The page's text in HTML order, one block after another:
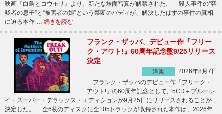
映画『白鳥とコウモリ』より、新たな場面写真が解禁された。 殺人事件の“容
疑者の息子”と“被害者の娘”という禁断のバディが、解決したはずの事件の真相
に迫る本作 … 続きを読む
フランク・ザッパ、デビュー作『フリー
ク・アウト!』60周年記念盤9/25リリース
決定
洋楽
2026年8月7日
フランク・ザッパのデビュー作『フリーク・
アウト!』の60周年記念として、5CD＋ブルーレ
イ・スーパー・デラックス・エディションが9月25日にリリースされることが
決定した。 全6枚のディスクに全105トラックが収録された本作は、2026年